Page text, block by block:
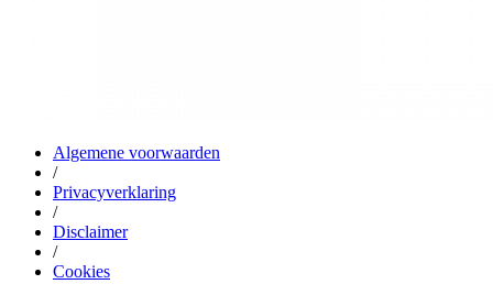
Algemene voorwaarden
/
Privacyverklaring
/
Disclaimer
/
Cookies